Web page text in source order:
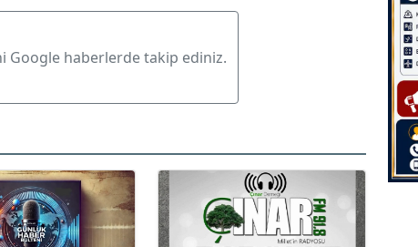
Google haberlerde takip ediniz.